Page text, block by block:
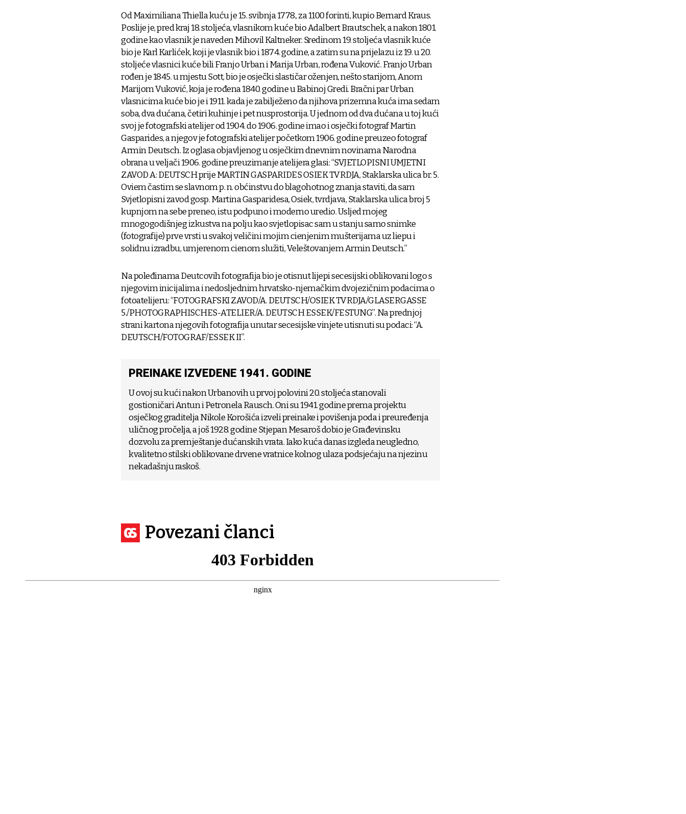
Od Maximiliana Thiella kuću je 15. svibnja 1778., za 1100 forinti, kupio Bernard Kraus.
Poslije je, pred kraj 18. stoljeća, vlasnikom kuće bio Adalbert Brautschek, a nakon 1801.
godine kao vlasnik je naveden Mihovil Kaltneker. Sredinom 19. stoljeća vlasnik kuće
bio je Karl Karlićek, koji je vlasnik bio i 1874. godine, a zatim su na prijelazu iz 19. u 20.
stoljeće vlasnici kuće bili Franjo Urban i Marija Urban, rođena Vuković. Franjo Urban
rođen je 1845. u mjestu Sott, bio je osječki slastičar oženjen, nešto starijom, Anom
Marijom Vuković, koja je rođena 1840. godine u Babinoj Gredi. Bračni par Urban
vlasnicima kuće bio je i 1911. kada je zabilježeno da njihova prizemna kuća ima sedam
soba, dva dućana, četiri kuhinje i pet nusprostorija. U jednom od dva dućana u toj kući
svoj je fotografski atelijer od 1904. do 1906. godine imao i osječki fotograf Martin
Gasparides, a njegov je fotografski atelijer početkom 1906. godine preuzeo fotograf
Armin Deutsch. Iz oglasa objavljenog u osječkim dnevnim novinama Narodna
obrana u veljači 1906. godine preuzimanje atelijera glasi: “SVJETLOPISNI UMJETNI
ZAVOD A: DEUTSCH prije MARTIN GASPARIDES OSIEK TVRDJA, Staklarska ulica br. 5.
Oviem častim se slavnom p. n. obćinstvu do blagohotnog znanja staviti, da sam
Svjetlopisni zavod gosp. Martina Gasparidesa, Osiek, tvrdjava, Staklarska ulica broj 5
kupnjom na sebe preneo, istu podpuno i moderno uredio. Usljed mojeg
mnogogodišnjeg izkustva na polju kao svjetlopisac sam u stanju samo snimke
(fotografije) prve vrsti u svakoj veličini mojim cienjenim mušterijama uz liepu i
solidnu izradbu, umjerenom cienom služiti, Veleštovanjem Armin Deutsch.”
Na poleđinama Deutcovih fotografija bio je otisnut lijepi secesijski oblikovani logo s
njegovim inicijalima i nedosljednim hrvatsko-njemačkim dvojezičnim podacima o
fotoatelijeru: “FOTOGRAFSKI ZAVOD/A. DEUTSCH/OSIEK TVRDJA/GLASERGASSE
5./PHOTOGRAPHISCHES-ATELIER/A. DEUTSCH ESSEK/FESTUNG”. Na prednjoj
strani kartona njegovih fotografija unutar secesijske vinjete utisnuti su podaci: “A.
DEUTSCH/FOTOGRAF/ESSEK II”.
PREINAKE IZVEDENE 1941. GODINE
U ovoj su kući nakon Urbanovih u prvoj polovini 20. stoljeća stanovali
gostioničari Antun i Petronela Rausch. Oni su 1941. godine prema projektu
osječkog graditelja Nikole Korošića izveli preinake i povišenja poda i preuređenja
uličnog pročelja, a još 1928. godine Stjepan Mesaroš dobio je Građevinsku
dozvolu za premještanje dućanskih vrata. Iako kuća danas izgleda neugledno,
kvalitetno stilski oblikovane drvene vratnice kolnog ulaza podsjećaju na njezinu
nekadašnju raskoš.
Povezani članci